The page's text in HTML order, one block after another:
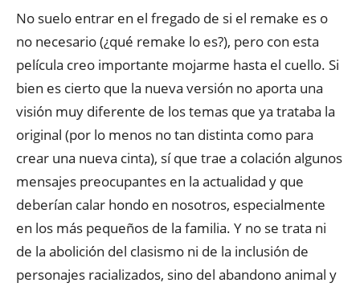
No suelo entrar en el fregado de si el remake es o
no necesario (¿qué remake lo es?), pero con esta
película creo importante mojarme hasta el cuello. Si
bien es cierto que la nueva versión no aporta una
visión muy diferente de los temas que ya trataba la
original (por lo menos no tan distinta como para
crear una nueva cinta), sí que trae a colación algunos
mensajes preocupantes en la actualidad y que
deberían calar hondo en nosotros, especialmente
en los más pequeños de la familia. Y no se trata ni
de la abolición del clasismo ni de la inclusión de
personajes racializados, sino del abandono animal y